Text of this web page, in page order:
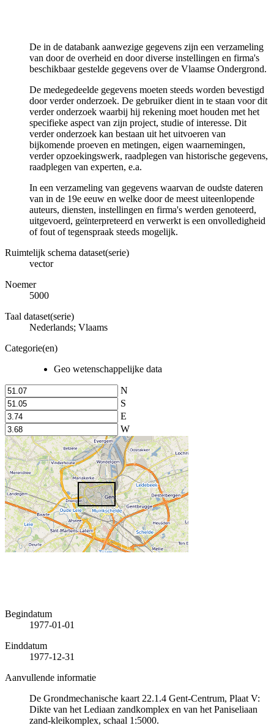
De in de databank aanwezige gegevens zijn een verzameling
van door de overheid en door diverse instellingen en firma's
beschikbaar gestelde gegevens over de Vlaamse Ondergrond.
De medegedeelde gegevens moeten steeds worden bevestigd
door verder onderzoek. De gebruiker dient in te staan voor dit
verder onderzoek waarbij hij rekening moet houden met het
specifieke aspect van zijn project, studie of interesse. Dit
verder onderzoek kan bestaan uit het uitvoeren van
bijkomende proeven en metingen, eigen waarnemingen,
verder opzoekingswerk, raadplegen van historische gegevens,
raadplegen van experten, e.a.
In een verzameling van gegevens waarvan de oudste dateren
van in de 19e eeuw en welke door de meest uiteenlopende
auteurs, diensten, instellingen en firma's werden genoteerd,
uitgevoerd, geïnterpreteerd en verwerkt is een onvolledigheid
of fout of tegenspraak steeds mogelijk.
Ruimtelijk schema dataset(serie)
vector
Noemer
5000
Taal dataset(serie)
Nederlands; Vlaams
Categorie(en)
Geo wetenschappelijke data
N
S
E
W
Begindatum
1977-01-01
Einddatum
1977-12-31
Aanvullende informatie
De Grondmechanische kaart 22.1.4 Gent-Centrum, Plaat V:
Dikte van het Lediaan zandkomplex en van het Paniseliaan
zand-kleikomplex, schaal 1:5000.